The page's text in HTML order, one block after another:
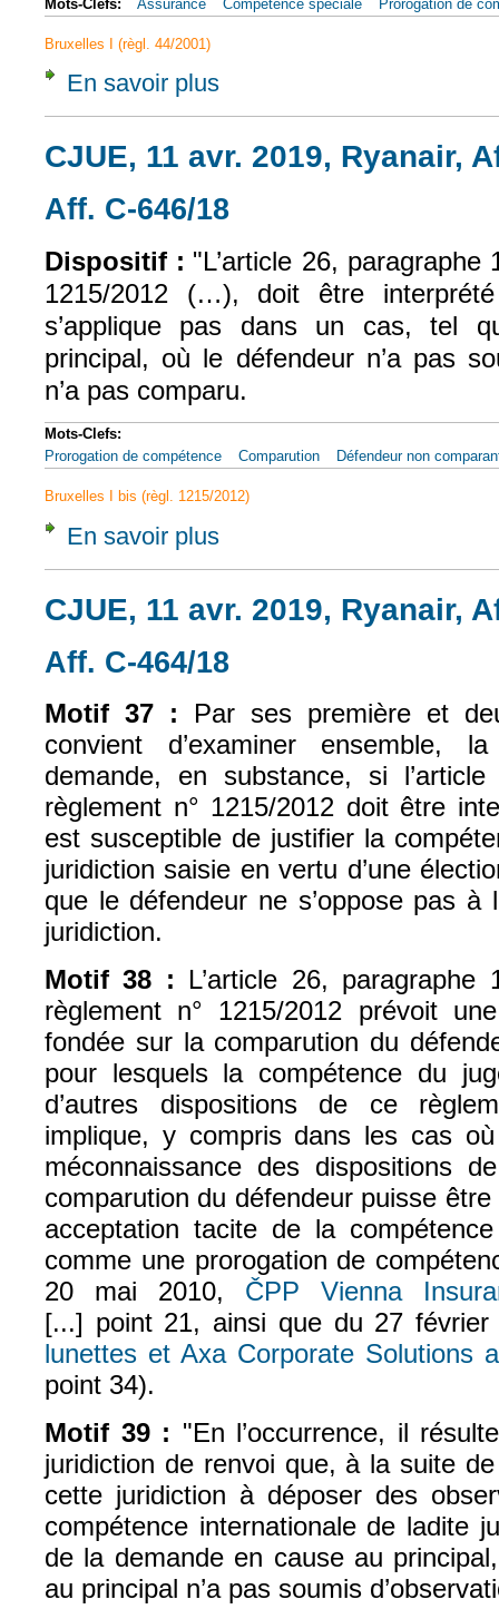
Mots-Clefs: Assurance Compétence spéciale Prorogation de
Bruxelles I (règl. 44/2001)
En savoir plus
CJUE, 11 avr. 2019, Ryanair,
Aff. C-646/18
Dispositif : "L’article 26,
1215/2012 (…), doit être
s’applique pas dans un cas, tel
principal, où le défendeur n’a pas
n’a pas comparu.
Mots-Clefs:
Prorogation de compétence
Comparution Défendeur non
Bruxelles I bis (règl. 1215/2012)
En savoir plus
CJUE, 11 avr. 2019, Ryanair,
Aff. C‑464/18
Motif 37 : Par ses première et
convient d’examiner ensemble,
demande, en substance, si
règlement n° 1215/2012 doit être
est susceptible de justifier la
juridiction saisie en vertu d’une
que le défendeur ne s’oppose pas à
juridiction.
Motif 38 : L’article 26,
règlement n° 1215/2012 prévoit
fondée sur la comparution du
pour lesquels la compétence du
d’autres dispositions de ce
implique, y compris dans les cas
méconnaissance des dispositions
comparution du défendeur puisse
acceptation tacite de la
comme une prorogation de
20 mai 2010, ČPP Vienna
[...] point 21, ainsi que du 27
lunettes et Axa Corporate Solutions
point 34).
Motif 39 : "En l’occurrence, il
juridiction de renvoi que, à la suite
cette juridiction à déposer des
compétence internationale de ladite
de la demande en cause au
au principal n’a pas soumis